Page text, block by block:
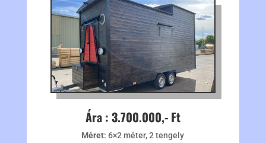
Ára : 3.700.000,- Ft
Méret: 6×2 méter, 2 tengely